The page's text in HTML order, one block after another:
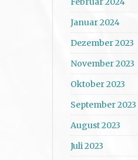
Januar 2024
Dezember 2023
November 2023
Oktober 2023
September 2023
August 2023
Juli 2023